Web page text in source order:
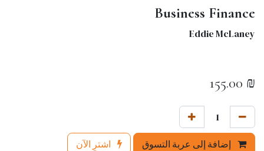
Business Finance
Eddie McLaney
₪
155.00
إضافة إلى عربة التسوق اشترِ الآن